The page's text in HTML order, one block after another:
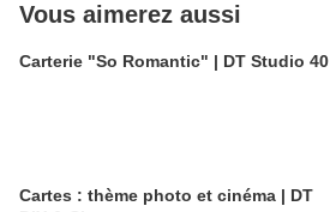
Vous aimerez aussi
Carterie "So Romantic" | DT Studio 40
Cartes : thème photo et cinéma | DT